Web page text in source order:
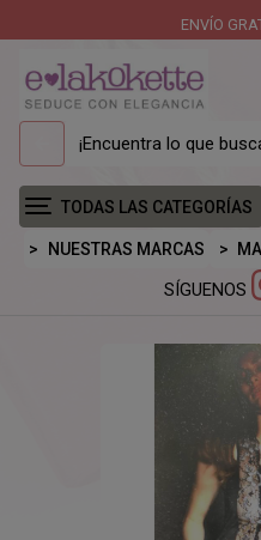
ENVÍO
TODAS LAS CATEGORÍAS
NUESTRAS MARCAS
SÍGUENOS